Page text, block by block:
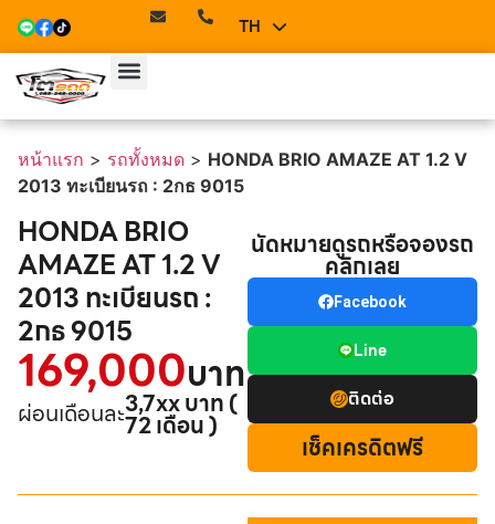
TH
EN
หน้าแรก > รถทั้งหมด > HONDA BRIO AMAZE AT 1.2 V
2013 ทะเบียนรถ : 2กธ 9015
HONDA BRIO
AMAZE AT 1.2 V
2013 ทะเบียนรถ :
2กธ 9015
169,000บาท
ผ่อนเดือนละ3,7xx บาท (
72 เดือน )
นัดหมายดูรถหรือจองรถ
คลิกเลย
Facebook
Line
ติดต่อ
เช็คเครดิตฟรี